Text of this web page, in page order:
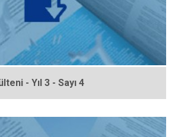
- Yıl 3 - Sayı 4